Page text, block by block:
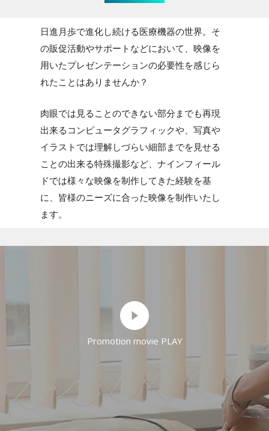
日進月歩で進化し続ける医療機器の世界。そ
の販促活動やサポートなどにおいて、映像を
用いたプレゼンテーションの必要性を感じら
れたことはありませんか？
肉眼では見ることのできない部分までも再現
出来るコンピュータグラフィックや、写真や
イラストでは理解しづらい細部までを見せる
ことの出来る特殊撮影など、ナインフィール
ドでは様々な映像を制作してきた経験を基
に、皆様のニーズに合った映像を制作いたし
ます。
Promotion movie PLAY